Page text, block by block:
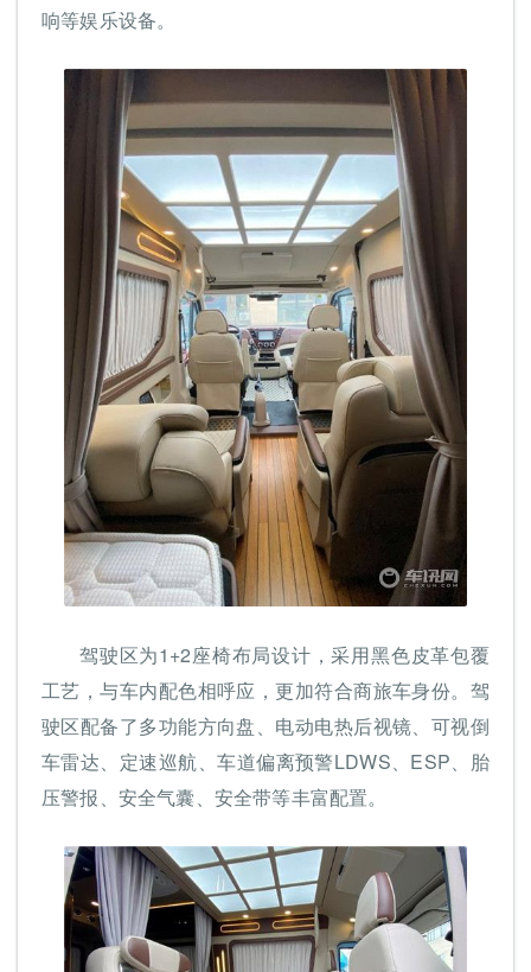
响等娱乐设备。
驾驶区为1+2座椅布局设计，采用黑色皮革包覆
工艺，与车内配色相呼应，更加符合商旅车身份。驾
驶区配备了多功能方向盘、电动电热后视镜、可视倒
车雷达、定速巡航、车道偏离预警LDWS、ESP、胎
压警报、安全气囊、安全带等丰富配置。